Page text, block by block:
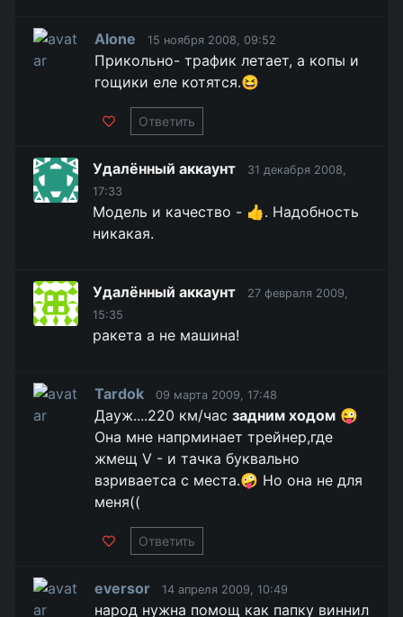
Alone 15 ноября 2008, 09:52
Прикольно- трафик летает, а копы и
гощики еле котятся.😆
Ответить
Удалённый аккаунт
31 декабря 2008,
17:33
Модель и качество - 👍. Надобность
никакая.
Удалённый аккаунт
27 февраля 2009,
15:35
ракета а не машина!
Tardok 09 марта 2009, 17:48
Дауж....220 км/часзадним ходом 😜
Она мне напрминает трейнер,где
жмещ V - и тачка буквально
взриваетса с места.🤪 Но она не для
меня((
Ответить
eversor 14 апреля 2009, 10:49
народ нужна помощ как папку виннил